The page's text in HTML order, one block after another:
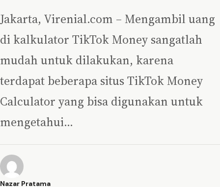
Jakarta, Virenial.com – Mengambil uang
di kalkulator TikTok Money sangatlah
mudah untuk dilakukan, karena
terdapat beberapa situs TikTok Money
Calculator yang bisa digunakan untuk
mengetahui…
Nazar Pratama